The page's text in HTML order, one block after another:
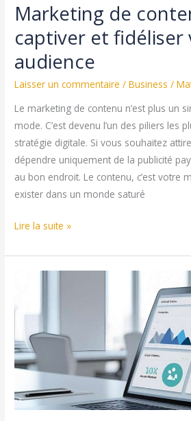
Marketing de
captiver et fidéliser
audience
Laisser un commentaire /Business /
Le marketing de contenu n’est plus un
mode. C’est devenu l’un des piliers les
stratégie digitale. Si vous souhaitez
dépendre uniquement de la publicité
au bon endroit. Le contenu, c’est votre
exister dans un monde saturé
Marketing
contenu
de
et
fidéliser
audience
Lire la suite »